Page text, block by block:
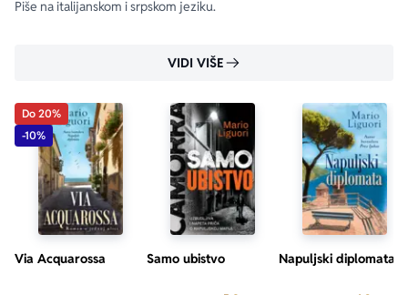
Piše na italijanskom i srpskom jeziku.
VIDI VIŠE
Do 20%
-10%
Via Acquarossa Samo ubistvo Napuljski diplomata